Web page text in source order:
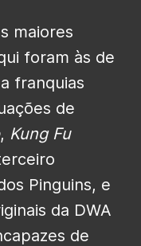
maiores
foram às de
franquias
de
, Kung Fu
Pinguins, e
da DWA
de